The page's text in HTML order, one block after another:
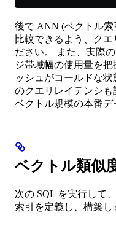
後で ANN (ベクトル
比較できるよう、ク
ださい。 また、実際
ジ帯域幅の使用量を
ッシュがコールドな状
のクエリレイテンシ
ベクトル規模の本番
ベクトル類似
次の SQL を実行して、
索引を定義し、構築し